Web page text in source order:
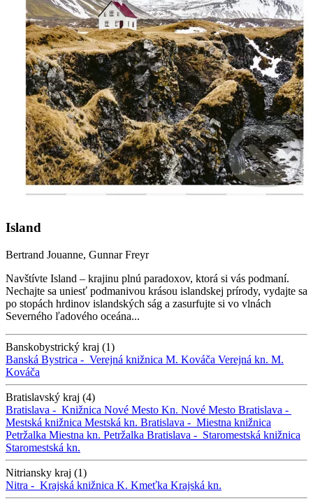
Island
Bertrand Jouanne, Gunnar Freyr
Navštívte Island – krajinu plnú paradoxov, ktorá si vás podmaní.
Nechajte sa uniesť podmanivou krásou islandskej prírody, vydajte sa
po stopách hrdinov islandských ság a zasurfujte si vo vlnách
Severného ľadového oceána...
Banskobystrický kraj (1)
Banská Bystrica - Verejná knižnica M. Kováča Verejná kn. M.
Kováča
Bratislavský kraj (4)
Bratislava - Knižnica Nové Mesto Kn. Nové Mesto Bratislava -
Mestská knižnica Mestská kn. Bratislava - Miestna knižnica
Petržalka Miestna kn. Petržalka Bratislava - Staromestská knižnica
Staromestská kn.
Nitriansky kraj (1)
Nitra - Krajská knižnica K. Kmeťka Krajská kn.